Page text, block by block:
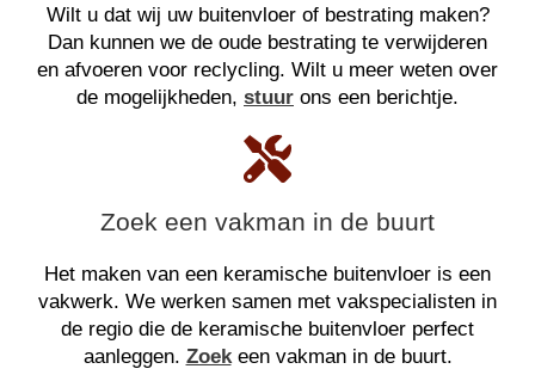
Zoek een vakman in de buurt
Het maken van een keramische buitenvloer is een
vakwerk. We werken samen met vakspecialisten in
de regio die de keramische buitenvloer perfect
aanleggen. Zoekeen vakman in de buurt.
Wilt u dat wij uw buitenvloer of bestrating maken?
Dan kunnen we de oude bestrating te verwijderen
en afvoeren voor reclycling. Wilt u meer weten over
de mogelijkheden, stuur ons een berichtje.